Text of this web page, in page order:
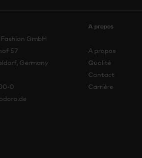
GmbH
57
Germany
0
A propos
A propos
Qualité
Contact
Carrière